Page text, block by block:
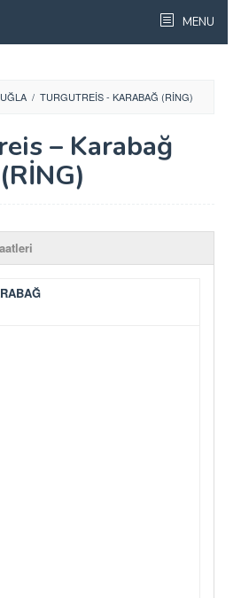
MENU
/ TURGUTREIS - KARABAĞ (RİNG)
– Karabağ
(RİNG)